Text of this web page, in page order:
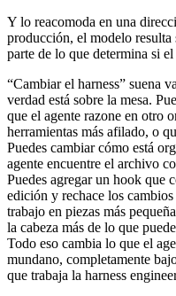
Y lo reacomoda en una
producción, el modelo resulta
parte de lo que determina si
“Cambiar el harness” suena
verdad está sobre la mesa.
que el agente razone en otro
herramientas más afilado, o
Puedes cambiar cómo está
agente encuentre el archivo
Puedes agregar un hook que
edición y rechace los
trabajo en piezas más
la cabeza más de lo que
Todo eso cambia lo que el
mundano, completamente
que trabaja la harness